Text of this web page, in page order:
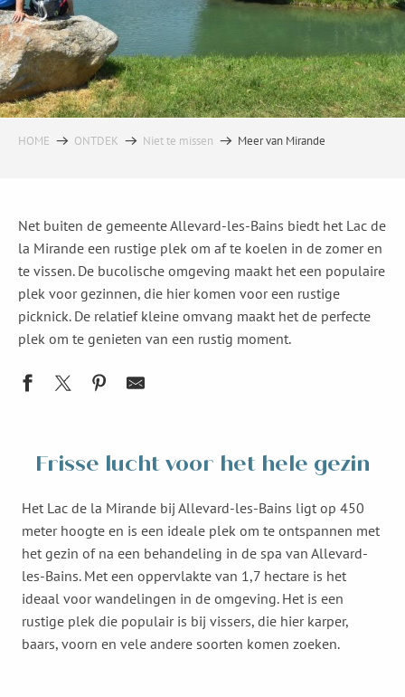
HOME ONTDEK Niet te missen Meer van Mirande
Net buiten de gemeente Allevard-les-Bains biedt het Lac de
la Mirande een rustige plek om af te koelen in de zomer en
te vissen. De bucolische omgeving maakt het een populaire
plek voor gezinnen, die hier komen voor een rustige
picknick. De relatief kleine omvang maakt het de perfecte
plek om te genieten van een rustig moment.
Frisse lucht voor het hele gezin
Het Lac de la Mirande bij Allevard-les-Bains ligt op 450
meter hoogte en is een ideale plek om te ontspannen met
het gezin of na een behandeling in de spa van Allevard-
les-Bains. Met een oppervlakte van 1,7 hectare is het
ideaal voor wandelingen in de omgeving. Het is een
rustige plek die populair is bij vissers, die hier karper,
baars, voorn en vele andere soorten komen zoeken.